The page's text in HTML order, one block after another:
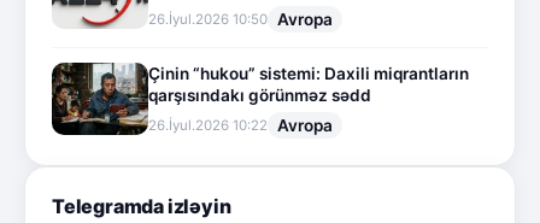
26.İyul.2026 10:50 Avropa
Çinin “hukou” sistemi: Daxili miqrantların
qarşısındakı görünməz sədd
26.İyul.2026 10:22 Avropa
Telegramda izləyin